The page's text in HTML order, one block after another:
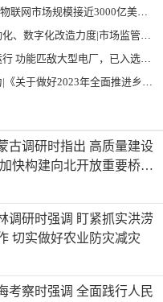
智慧工厂、智慧城市、智慧电网等将占60%以上
业和信息化部 关于促进企业计量能力提升的指导意见
敌大型电厂，已入选国际典型案例
全面推进乡村振兴重点工作的意见》发布
古调研时指出 高质量建设
快构建向北开放重要桥头
调研时强调 盯紧抓实洪涝
切实做好农业防灾减灾
考察时强调 全面践行人民